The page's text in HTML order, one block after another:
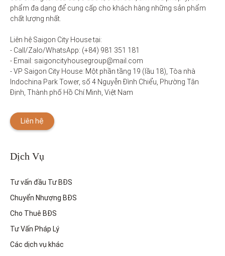
phẩm đa dạng để cung cấp cho khách hàng những sản phẩm
chất lượng nhất.
Liên hệ Saigon City House tại:
- Call/Zalo/WhatsApp: (+84) 981 351 181
- Email: saigoncityhousegroup@mail.com
- VP Saigon City House: Một phần tầng 19 (lầu 18), Tòa nhà
Indochina Park Tower, số 4 Nguyễn Đình Chiểu, Phường Tân
Định, Thành phố Hồ Chí Minh, Việt Nam
Liên hệ
Dịch Vụ
Tư vấn đầu Tư BĐS
Chuyển Nhượng BĐS
Cho Thuê BĐS
Tư Vấn Pháp Lý
Các dịch vụ khác